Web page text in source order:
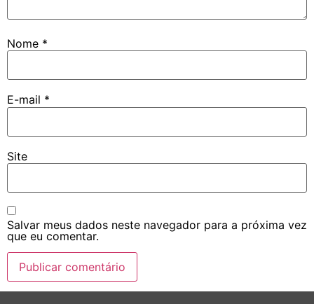
Nome *
E-mail *
Site
Salvar meus dados neste navegador para a próxima vez
que eu comentar.